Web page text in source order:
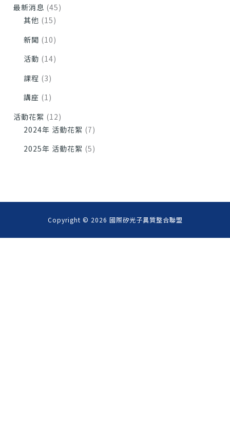
最新消息 (45)
其他 (15)
新聞 (10)
活動 (14)
課程 (3)
講座 (1)
活動花絮 (12)
2024年 活動花絮 (7)
2025年 活動花絮 (5)
Copyright © 2026 國際矽光子異質整合聯盟